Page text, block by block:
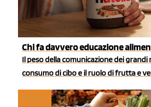
Chi fa davvero educazione
Il peso della comunicazione dei grandi
consumo di cibo e il ruolo di frutta e